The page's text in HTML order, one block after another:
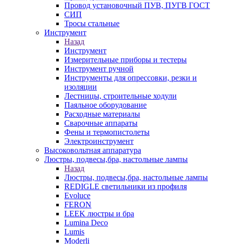
Провод установочный ПУВ, ПУГВ ГОСТ
СИП
Тросы стальные
Инструмент
Назад
Инструмент
Измерительные приборы и тестеры
Инструмент ручной
Инструменты для опрессовки, резки и
изоляции
Лестницы, строительные ходули
Паяльное оборудование
Расходные материалы
Сварочные аппараты
Фены и термопистолеты
Электроинструмент
Высоковольтная аппаратура
Люстры, подвесы,бра, настольные лампы
Назад
Люстры, подвесы,бра, настольные лампы
REDIGLE светильники из профиля
Evoluce
FERON
LEEK люстры и бра
Lumina Deco
Lumis
Moderli